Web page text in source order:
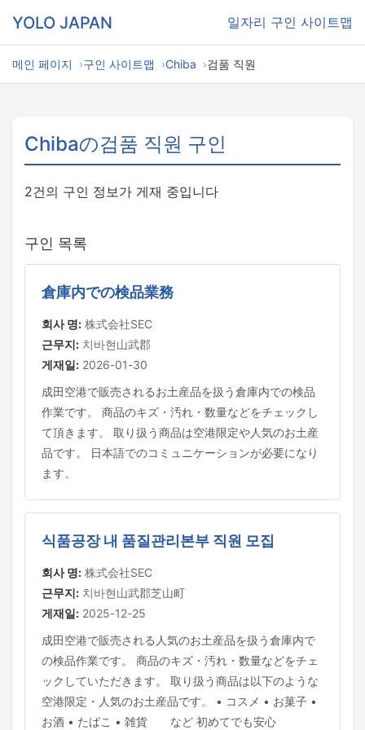
YOLO JAPAN 일자리 구인 사이트맵
메인 페이지 구인 사이트맵 Chiba 검품 직원
Chibaの검품 직원 구인
2건의 구인 정보가 게재 중입니다
구인 목록
倉庫内での検品業務
회사 명: 株式会社SEC
근무지: 치바현山武郡
게재일: 2026-01-30
成田空港で販売されるお土産品を扱う倉庫内での検品
作業です。 商品のキズ・汚れ・数量などをチェックし
て頂きます。 取り扱う商品は空港限定や人気のお土産
品です。 日本語でのコミュニケーションが必要になり
ます。
식품공장 내 품질관리본부 직원 모집
회사 명: 株式会社SEC
근무지: 치바현山武郡芝山町
게재일: 2025-12-25
成田空港で販売される人気のお土産品を扱う倉庫内で
の検品作業です。 商品のキズ・汚れ・数量などをチェ
ックしていただきます。 取り扱う商品は以下のような
空港限定・人気のお土産品です。 • コスメ • お菓子 •
お酒 • たばこ • 雑貨 など 初めてでも安心